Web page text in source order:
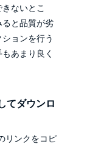
ないとこ
と品質が劣
ョンを行う
あまり良く
てダウンロ
リンクをコピ